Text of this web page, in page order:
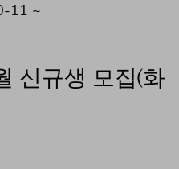
11 ~
신규생 모집(화